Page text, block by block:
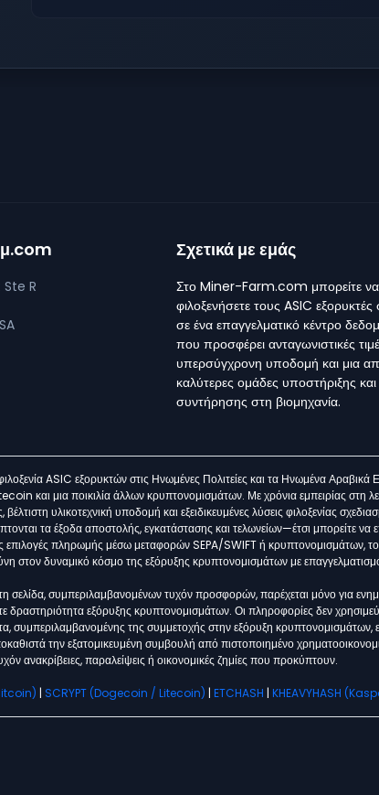
R
Σχετικά με εμάς
Στο Miner-Farm.com μπορείτε να
φιλοξενήσετε τους ASIC εξορυκτές
σε ένα επαγγελματικό κέντρο
που προσφέρει ανταγωνιστικές
υπερσύγχρονη υποδομή και μια
καλύτερες ομάδες υποστήριξης και
συντήρησης στη βιομηχανία.
ASIC εξορυκτών στις Ηνωμένες Πολιτείες και τα Ηνωμένα
και μια ποικιλία άλλων κρυπτονομισμάτων. Με χρόνια εμπειρίας στη
υλικοτεχνική υποδομή και εξειδικευμένες λύσεις φιλοξενίας
τα έξοδα αποστολής, εγκατάστασης και τελωνείων—έτσι μπορείτε να
επιλογές πληρωμής μέσω μεταφορών SEPA/SWIFT ή
στον δυναμικό κόσμο της εξόρυξης κρυπτονομισμάτων με επαγγελματισμό
σελίδα, συμπεριλαμβανομένων τυχόν προσφορών, παρέχεται μόνο για
εξόρυξης κρυπτονομισμάτων. Οι πληροφορίες δεν
συμπεριλαμβανομένης της συμμετοχής στην εξόρυξη κρυπτονομισμάτων,
την εξατομικευμένη συμβουλή από πιστοποιημένο
ανακρίβειες, παραλείψεις ή οικονομικές ζημίες που προκύπτουν.
| SCRYPT (Dogecoin / Litecoin) | ETCHASH | KHEAVYHASH